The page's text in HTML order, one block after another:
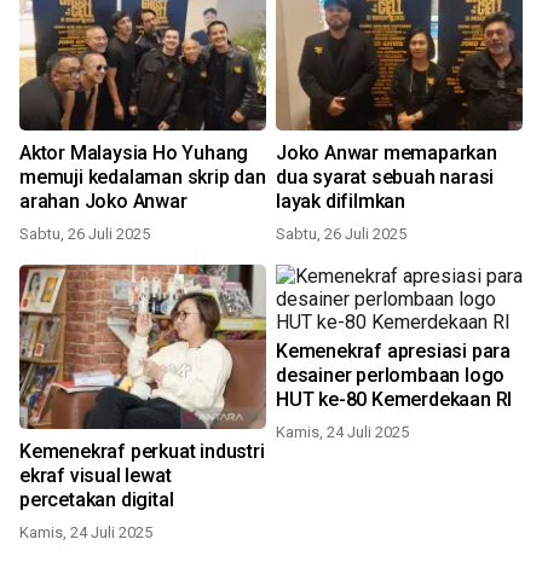
Aktor Malaysia Ho Yuhang
memuji kedalaman skrip dan
arahan Joko Anwar
Sabtu, 26 Juli 2025
Joko Anwar memaparkan
dua syarat sebuah narasi
layak difilmkan
Sabtu, 26 Juli 2025
Kemenekraf perkuat industri
ekraf visual lewat
percetakan digital
Kamis, 24 Juli 2025
Kemenekraf apresiasi para
desainer perlombaan logo
HUT ke-80 Kemerdekaan RI
Kamis, 24 Juli 2025